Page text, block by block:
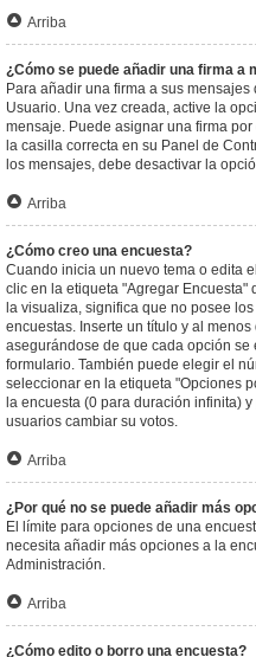
Arriba
¿Cómo se puede añadir una firma a
Para añadir una firma a sus
Usuario. Una vez creada, active la
mensaje. Puede asignar una firma
la casilla correcta en su Panel de
los mensajes, debe desactivar la
Arriba
¿Cómo creo una encuesta?
Cuando inicia un nuevo tema o edita
clic en la etiqueta "Agregar
la visualiza, significa que no posee
encuestas. Inserte un título y al
asegurándose de que cada opción
formulario. También puede elegir el
seleccionar en la etiqueta "Opciones
la encuesta (0 para duración infinita)
usuarios cambiar su votos.
Arriba
¿Por qué no se puede añadir más
El límite para opciones de una
necesita añadir más opciones a la
Administración.
Arriba
¿Cómo edito o borro una encuesta?